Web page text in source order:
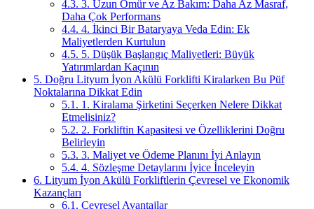
4.3. 3. Uzun Ömür ve Az Bakım: Daha Az Masraf,
Daha Çok Performans
4.4. 4. İkinci Bir Bataryaya Veda Edin: Ek
Maliyetlerden Kurtulun
4.5. 5. Düşük Başlangıç Maliyetleri: Büyük
Yatırımlardan Kaçının
5. Doğru Lityum İyon Akülü Forklifti Kiralarken Bu Püf
Noktalarına Dikkat Edin
5.1. 1. Kiralama Şirketini Seçerken Nelere Dikkat
Etmelisiniz?
5.2. 2. Forkliftin Kapasitesi ve Özelliklerini Doğru
Belirleyin
5.3. 3. Maliyet ve Ödeme Planını İyi Anlayın
5.4. 4. Sözleşme Detaylarını İyice İnceleyin
6. Lityum İyon Akülü Forkliftlerin Çevresel ve Ekonomik
Kazançları
6.1. Çevresel Avantajlar